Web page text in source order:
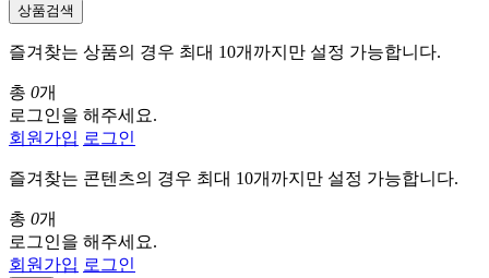
상품검색
즐겨찾는 상품의 경우 최대 10개까지만 설정 가능합니다.
총 0개
로그인을 해주세요.
회원가입 로그인
즐겨찾는 콘텐츠의 경우 최대 10개까지만 설정 가능합니다.
총 0개
로그인을 해주세요.
회원가입 로그인